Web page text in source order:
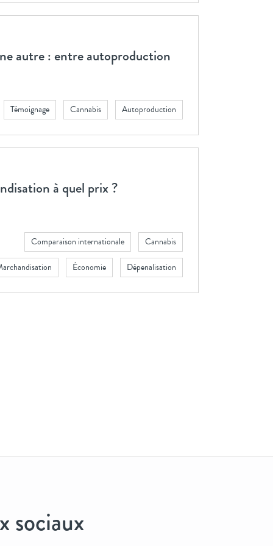
autre : entre autoproduction
Autoproduction
Cannabis
Témoignage
à quel prix ?
Cannabis
Comparaison internationale
Dépenalisation
Économie
sociaux